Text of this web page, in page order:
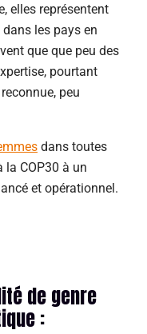
elles représentent
les pays en
que que peu des
pourtant
peu
dans toutes
COP30 à un
et opérationnel.
de genre
: